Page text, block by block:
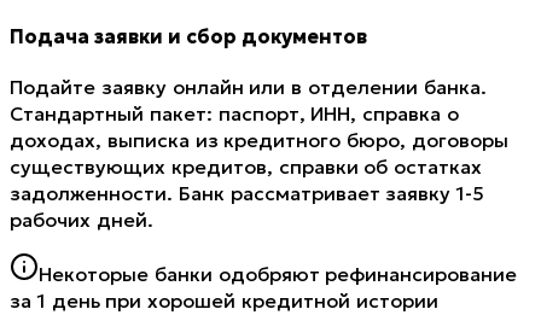
Подача заявки и сбор документов
Подайте заявку онлайн или в отделении банка.
Стандартный пакет: паспорт, ИНН, справка о
доходах, выписка из кредитного бюро, договоры
существующих кредитов, справки об остатках
задолженности. Банк рассматривает заявку 1-5
рабочих дней.
Некоторые банки одобряют рефинансирование
за 1 день при хорошей кредитной истории